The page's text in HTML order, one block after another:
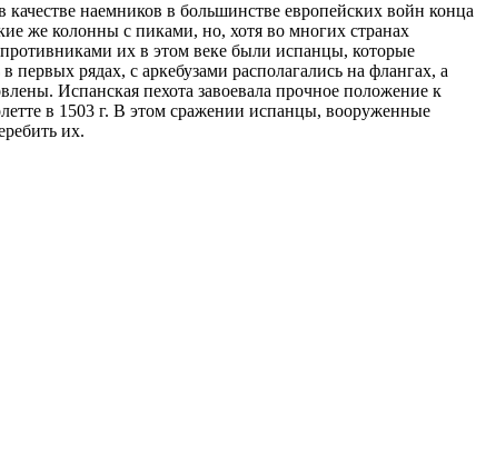
наемников в большинстве европейских войн конца
же колонны с пиками, но, хотя во многих странах
их в этом веке были испанцы, которые
рядах, с аркебузами располагались на флангах, а
Испанская пехота завоевала прочное положение к
в 1503 г. В этом сражении испанцы, вооруженные
их.